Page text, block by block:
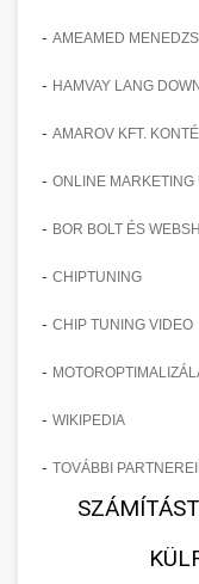
- AMEAMED
- HAMVAY LANG
- AMAROV KFT.
- ONLINE MARKETING
- BOR BOLT ÉS
- CHIPTUNING
- CHIP TUNING VIDEO
-
- WIKIPEDIA
- TOVÁBBI